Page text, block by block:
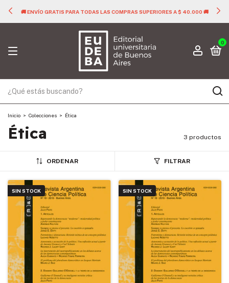
🚚 ENVÍO GRATIS PARA TODAS LAS COMPRAS SUPERIORES A $ 40.000 🚚
0
Inicio > Colecciones > Ética
Ética 3 productos
ORDENAR FILTRAR
SIN STOCK SIN STOCK